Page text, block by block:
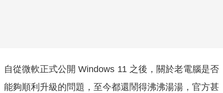
自從微軟正式公開 Windows 11 之後，關於老電腦是否
能夠順利升級的問題，至今都還鬧得沸沸湯湯，官方甚